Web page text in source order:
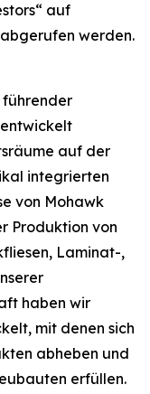
auf
werden.
führender
auf der
integrierten
von Mohawk
Produktion von
Laminat-,
haben wir
mit denen sich
abheben und
erfüllen.